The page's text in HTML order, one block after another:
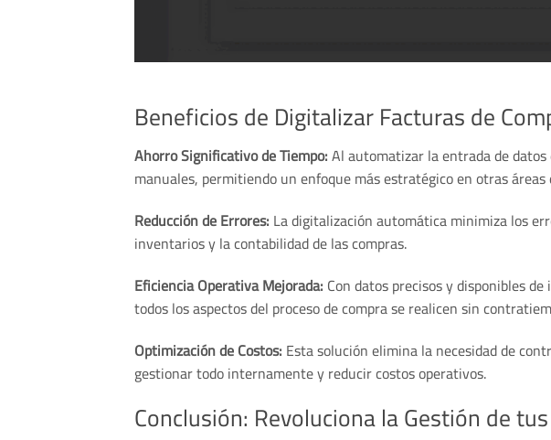
Beneficios de Digitalizar Facturas de
Ahorro Significativo de Tiempo:Al automatizar la entrada de
manuales, permitiendo un enfoque más estratégico en otras áreas
Reducción de Errores: La digitalización automática minimiza los
inventarios y la contabilidad de las compras.
Eficiencia Operativa Mejorada: Con datos precisos y disponibles
todos los aspectos del proceso de compra se realicen sin
Optimización de Costos: Esta solución elimina la necesidad de
gestionar todo internamente y reducir costos operativos.
Conclusión: Revoluciona la Gestión de